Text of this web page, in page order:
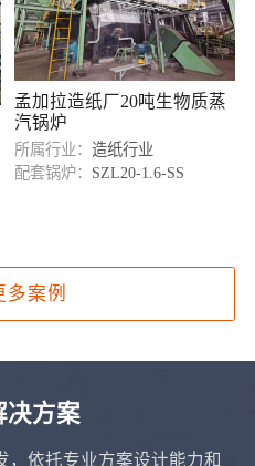
孟加拉造纸厂20吨生物质蒸
汽锅炉
所属行业： 造纸行业
配套锅炉： SZL20-1.6-SS
多案例
决方案
，依托专业方案设计能力和